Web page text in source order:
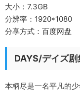
大小：7.3GB
分辨率：1920*1080
分享方式：百度网盘
DAYS/デイズ剧
本柄尽是一名平凡的